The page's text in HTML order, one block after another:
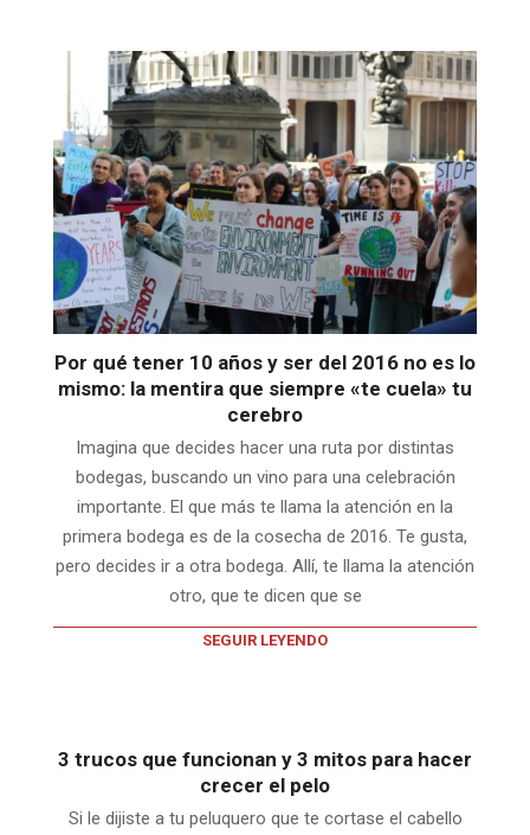
Por qué tener 10 años y ser del 2016 no es lo
mismo: la mentira que siempre «te cuela» tu
cerebro
Imagina que decides hacer una ruta por distintas
bodegas, buscando un vino para una celebración
importante. El que más te llama la atención en la
primera bodega es de la cosecha de 2016. Te gusta,
pero decides ir a otra bodega. Allí, te llama la atención
otro, que te dicen que se
SEGUIR LEYENDO
3 trucos que funcionan y 3 mitos para hacer
crecer el pelo
Si le dijiste a tu peluquero que te cortase el cabello